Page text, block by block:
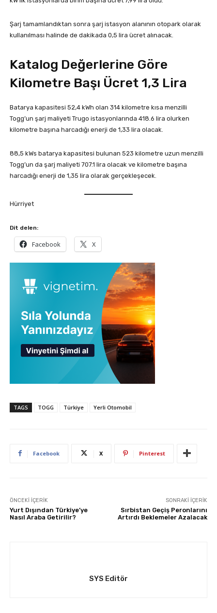
Şarj tamamlandıktan sonra şarj istasyon alanının otopark olarak
kullanılması halinde de dakikada 0,5 lira ücret alınacak.
Katalog Değerlerine Göre
Kilometre Başı Ücret 1,3 Lira
Batarya kapasitesi 52,4 kWh olan 314 kilometre kısa menzilli
Togg’un şarj maliyeti Trugo istasyonlarında 418.6 lira olurken
kilometre başına harcadığı enerji de 1,33 lira olacak.
88,5 kWs batarya kapasitesi bulunan 523 kilometre uzun menzilli
Togg’un da şarj maliyeti 707.1 lira olacak ve kilometre başına
harcadığı enerji de 1,35 lira olarak gerçekleşecek.
Hürriyet
Dit delen:
Facebook X
TAGS TOGG Türkiye Yerli Otomobil
Facebook X Pinterest
ÖNCEKI İÇERIK
Yurt Dışından Türkiye’ye
Nasıl Araba Getirilir?
SONRAKI İÇERIK
Sırbistan Geçiş Peronlarını
Artırdı Beklemeler Azalacak
SYS Editör